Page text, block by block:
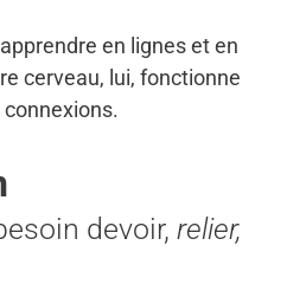
en lignes et en
cerveau, lui, fonctionne
devoir, relier,